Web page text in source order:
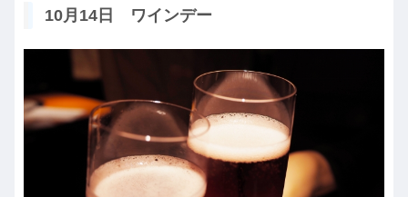
10月14日 ワインデー